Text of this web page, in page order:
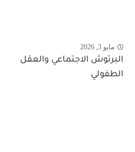
مايو 3, 2026
البرتوش الاجتماعي والعقل
الطفولي